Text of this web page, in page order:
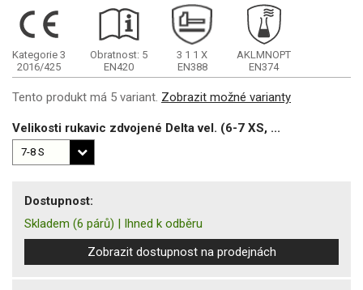
Kategorie 3
2016/425
Obratnost: 5
EN420
3 1 1 X
EN388
AKLMNOPT
EN374
Tento produkt má 5 variant. Zobrazit možné varianty
Velikosti rukavic zdvojené Delta vel. (6-7 XS, ...
Dostupnost:
Skladem (6 párů) | Ihned k odběru
Zobrazit dostupnost na prodejnách